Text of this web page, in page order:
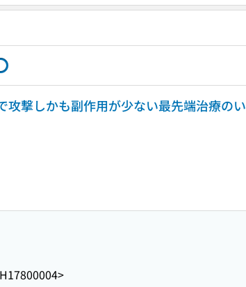
攻撃しかも副作用が少ない最先端治療のい